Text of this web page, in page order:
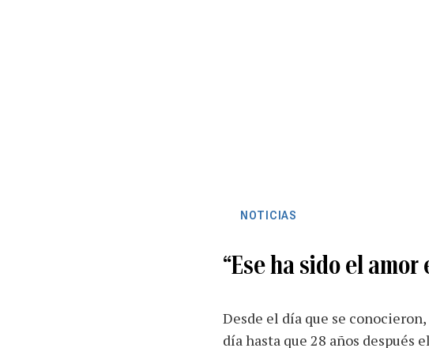
NOTICIAS
“Ese ha sido el amor
Desde el día que se
día hasta que 28 años después